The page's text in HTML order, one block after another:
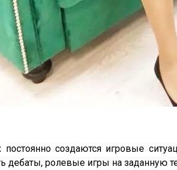
постоянно создаются игровые
дебаты, ролевые игры на заданную